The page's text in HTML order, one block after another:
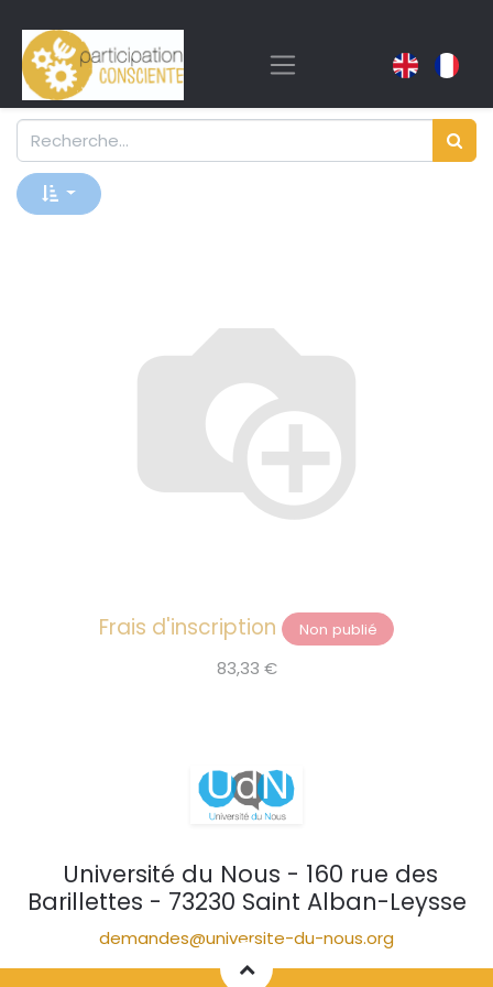
Frais d'inscription Non publié
83,33 €
Université du Nous - 160 rue des
Barillettes - 73230 Saint Alban-Leysse
demandes@universite-du-nous.org